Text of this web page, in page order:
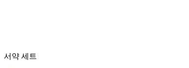
서약 세트